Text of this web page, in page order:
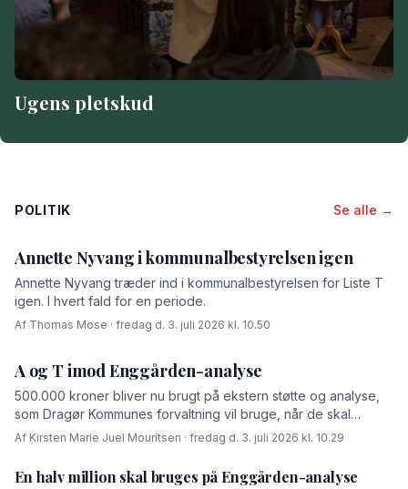
Ugens pletskud
POLITIK Se alle →
Annette Nyvang i kommunalbestyrelsen igen
Annette Nyvang træder ind i kommunalbestyrelsen for Liste T
igen. I hvert fald for en periode.
Af Thomas Mose · fredag d. 3. juli 2026 kl. 10.50
A og T imod Enggården-analyse
500.000 kroner bliver nu brugt på ekstern støtte og analyse,
som Dragør Kommunes forvaltning vil bruge, når de skal
forhandle med OK-fonden om en driftsoverenskomst for
Af Kirsten Marie Juel Mouritsen · fredag d. 3. juli 2026 kl. 10.29
En halv million skal bruges på Enggården-analyse